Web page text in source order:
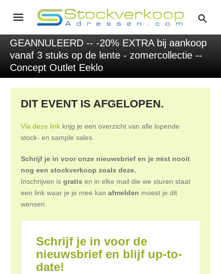
GEANNULEERD -- -20% EXTRA bij aankoop
vanaf 3 stuks op de lente - zomercollectie --
Concept Outlet Eeklo
DIT EVENT IS AFGELOPEN.
Via deze link krijg je een overzicht van alle lopende
stock- en sample sales.
Schrijf je in voor onze nieuwsbrief en je mist nooit
nog een stockverkoop zoals deze.
Inschrijven isgratis en in elke mail die we sturen staat
een link waar je je mee kanafmelden moest je dit
wensen.
Schrijf je in voor de
nieuwsbrief en blijf up-to-
date!